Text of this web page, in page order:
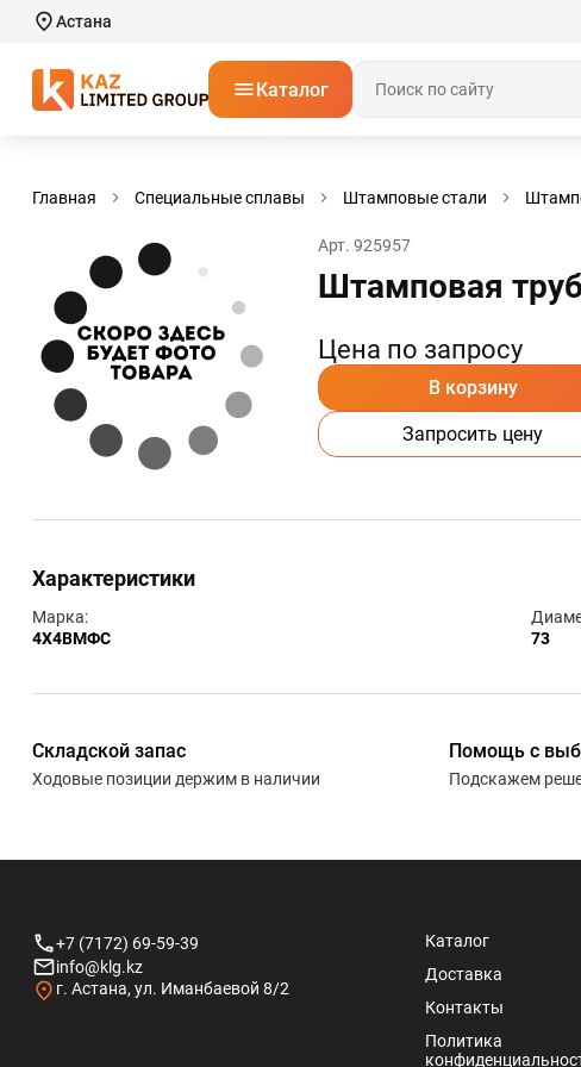
Астана
Каталог
Главная Специальные сплавы Штамповые стали
Арт. 925957
Штамповая
Цена по запросу
В корзину
Запросить цену
Характеристики
Марка:
4Х4ВМФС
73
Складской запас
Ходовые позиции держим в наличии
Помощь с
Подскажем
+7 (7172) 69-59-39
info@klg.kz
г. Астана, ул. Иманбаевой 8/2
Каталог
Доставка
Контакты
Политика